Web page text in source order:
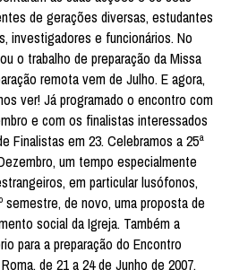
de gerações diversas, estudantes
investigadores e funcionários. No
o trabalho de preparação da Missa
remota vem de Julho. E agora,
ver! Já programado o encontro com
e com os finalistas interessados
Finalistas em 23. Celebramos a 25ª
um tempo especialmente
em particular lusófonos,
semestre, de novo, uma proposta de
social da Igreja. Também a
para a preparação do Encontro
de 21 a 24 de Junho de 2007.